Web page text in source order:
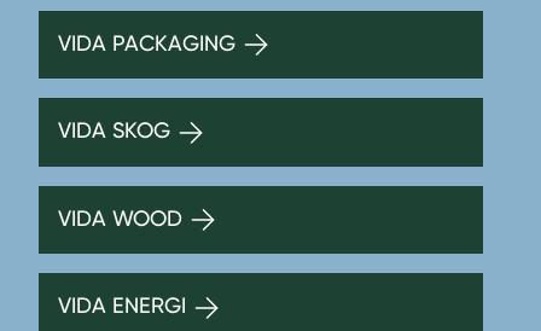
VIDA PACKAGING
VIDA SKOG
VIDA WOOD
VIDA ENERGI